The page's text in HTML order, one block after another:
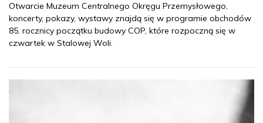
Otwarcie Muzeum Centralnego Okręgu Przemysłowego,
koncerty, pokazy, wystawy znajdą się w programie obchodów
85. rocznicy początku budowy COP, które rozpoczną się w
czwartek w Stalowej Woli.